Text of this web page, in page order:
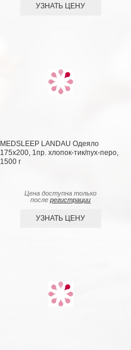
УЗНАТЬ ЦЕНУ
MEDSLEEP LANDAU Одеяло
175х200, 1пр. хлопок-тик/пух-перо,
1500 г
Цена доступна только
послерегистрации
УЗНАТЬ ЦЕНУ